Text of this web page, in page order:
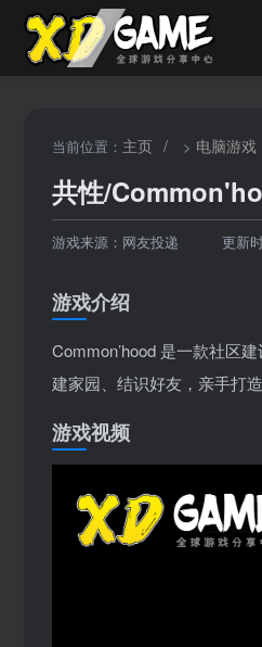
当前位置： 主页 / > 电脑游戏
共性/
游戏来源：网友投递 更新
游戏介绍
Common’hood 是一款社区
建家园、结识好友，亲手打
游戏视频